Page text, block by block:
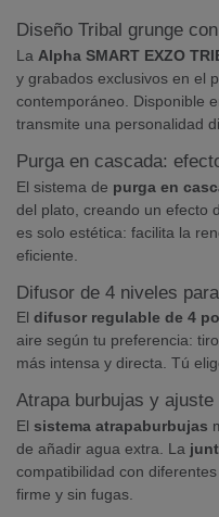
Diseño Tribal grunge
La Alpha SMART EXZO
y grabados exclusivos en el
contemporáneo. Disponible
transmite una personalidad
Purga en cascada:
El sistema de purga en
del plato, creando un efecto
es solo estética: facilita la
eficiente.
Difusor de 4 niveles
El difusor regulable de 4
aire según tu preferencia:
más intensa y directa. Tú
Atrapa burbujas y ajuste
El sistema atrapaburbujas
de añadir agua extra. La
compatibilidad con
firme y sin fugas.